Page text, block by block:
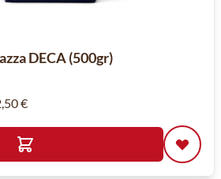
DECA (500gr)
€